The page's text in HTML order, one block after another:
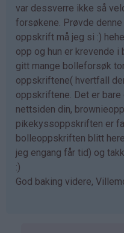
var dessverre ikke så
forsøkene. Prøvde
oppskrift må jeg si :)
opp og hun er krevende i
gitt mange bolleforsøk
oppskriftene( hvertfall
oppskriftene. Det er
nettsiden din,
pikekyssoppskriften er
bolleoppskriften blitt
jeg engang får tid) og
:)
God baking videre,